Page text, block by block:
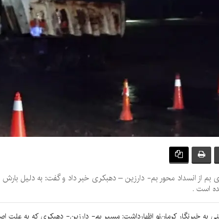
بم از انسداد محور بم- دارزین – دهبکری خبر داد و گفت: به دلیل
است .
خبرنگار کرمان‌نو اظهارداشت: مسیر بم- دارزین- دهبکری که به علت